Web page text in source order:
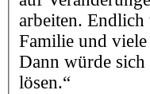
arbeiten.
Familie und
Dann würde sich
lösen.“